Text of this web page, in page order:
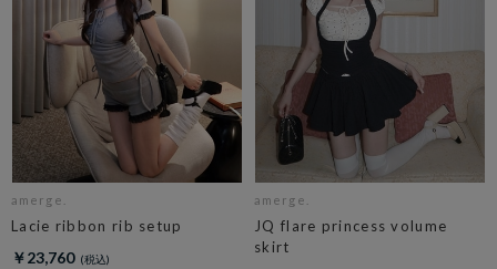
amerge.
Lacie ribbon rib setup
￥23,760
amerge.
JQ flare princess volume
skirt